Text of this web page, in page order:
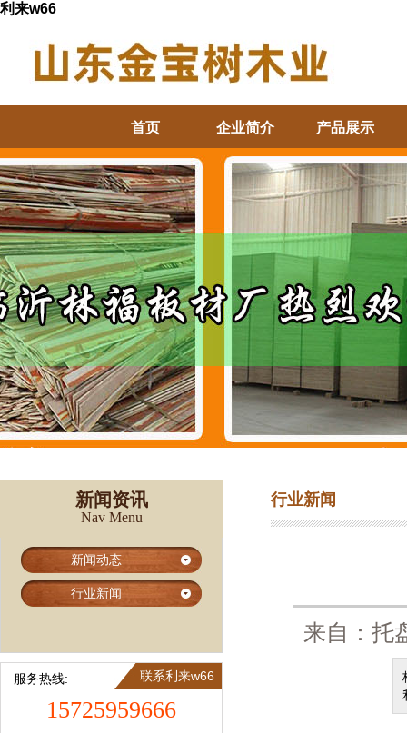
利来w66
首页 企业简介 产品展示
新闻资讯
Nav Menu
新闻动态
行业新闻
服务热线: 联系利来w66
15725959666
行业新闻
来自：托